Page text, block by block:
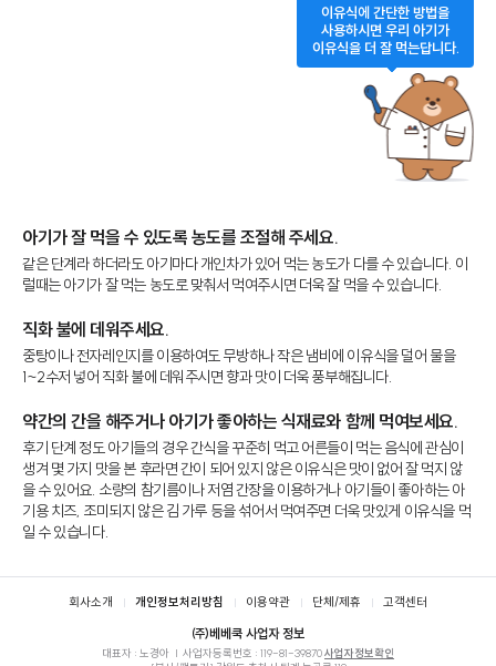
이유식에 간단한 방법을
사용하시면 우리 아기가
이유식을 더 잘 먹는답니다.
아기가 잘 먹을 수 있도록 농도를 조절해 주세요.
같은 단계라 하더라도 아기마다 개인차가 있어 먹는 농도가 다를 수 있습니다. 이
럴때는 아기가 잘 먹는 농도로 맞춰서 먹여주시면 더욱 잘 먹을 수 있습니다.
직화 불에 데워주세요.
중탕이나 전자레인지를 이용하여도 무방하나 작은 냄비에 이유식을 덜어 물을
1~2수저 넣어 직화 불에 데워주시면 향과 맛이 더욱 풍부해집니다.
약간의 간을 해주거나 아기가 좋아하는 식재료와 함께 먹여보세요.
후기 단계 정도 아기들의 경우 간식을 꾸준히 먹고 어른들이 먹는 음식에 관심이
생겨 몇 가지 맛을 본 후라면 간이 되어 있지 않은 이유식은 맛이 없어 잘 먹지 않
을 수 있어요. 소량의 참기름이나 저염 간장을 이용하거나 아기들이 좋아하는 아
기용 치즈, 조미되지 않은 김 가루 등을 섞어서 먹여주면 더욱 맛있게 이유식을 먹
일 수 있습니다.
회사소개 개인정보처리방침 이용약관 단체/제휴 고객센터
㈜베베쿡 사업자 정보
대표자 : 노경아 사업자등록번호 : 119-81-39870사업자정보확인